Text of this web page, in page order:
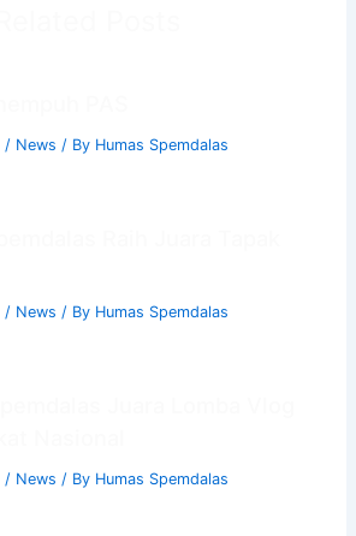
/ News / By Humas Spemdalas
/ News / By Humas Spemdalas
/ News / By Humas Spemdalas